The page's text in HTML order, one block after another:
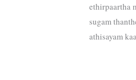
ethirpaartha
sugam
athisayam